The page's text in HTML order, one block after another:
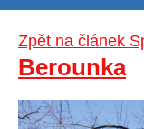
Zpět na článek
Berounka